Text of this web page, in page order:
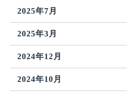
2025年7月
2025年3月
2024年12月
2024年10月